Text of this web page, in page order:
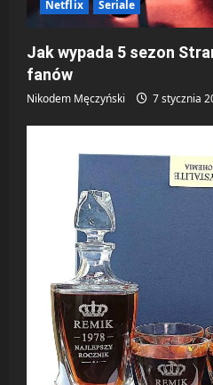
Netflix Seriale
Jak wypada 5 sezon
fanów
Nikodem Męczyński 7 stycznia